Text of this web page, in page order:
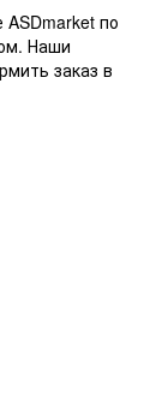
по
Наши
заказ в